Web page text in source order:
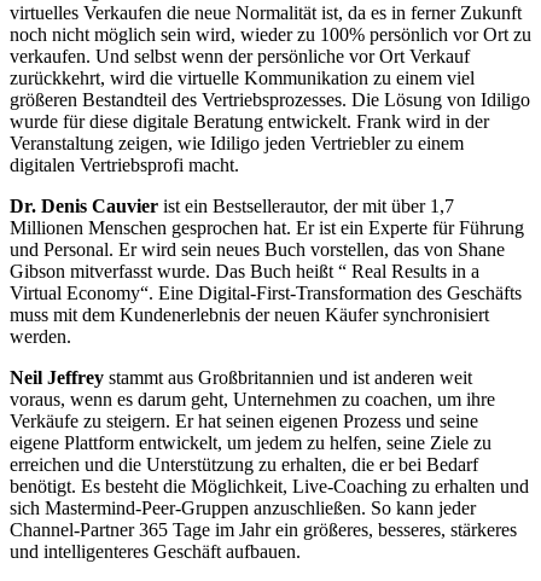
virtuelles Verkaufen die neue Normalität ist, da es in ferner Zukunft
noch nicht möglich sein wird, wieder zu 100% persönlich vor Ort zu
verkaufen. Und selbst wenn der persönliche vor Ort Verkauf
zurückkehrt, wird die virtuelle Kommunikation zu einem viel
größeren Bestandteil des Vertriebsprozesses. Die Lösung von Idiligo
wurde für diese digitale Beratung entwickelt. Frank wird in der
Veranstaltung zeigen, wie Idiligo jeden Vertriebler zu einem
digitalen Vertriebsprofi macht.
Dr. Denis Cauvier ist ein Bestsellerautor, der mit über 1,7
Millionen Menschen gesprochen hat. Er ist ein Experte für Führung
und Personal. Er wird sein neues Buch vorstellen, das von Shane
Gibson mitverfasst wurde. Das Buch heißt “ Real Results in a
Virtual Economy“. Eine Digital-First-Transformation des Geschäfts
muss mit dem Kundenerlebnis der neuen Käufer synchronisiert
werden.
Neil Jeffrey stammt aus Großbritannien und ist anderen weit
voraus, wenn es darum geht, Unternehmen zu coachen, um ihre
Verkäufe zu steigern. Er hat seinen eigenen Prozess und seine
eigene Plattform entwickelt, um jedem zu helfen, seine Ziele zu
erreichen und die Unterstützung zu erhalten, die er bei Bedarf
benötigt. Es besteht die Möglichkeit, Live-Coaching zu erhalten und
sich Mastermind-Peer-Gruppen anzuschließen. So kann jeder
Channel-Partner 365 Tage im Jahr ein größeres, besseres, stärkeres
und intelligenteres Geschäft aufbauen.